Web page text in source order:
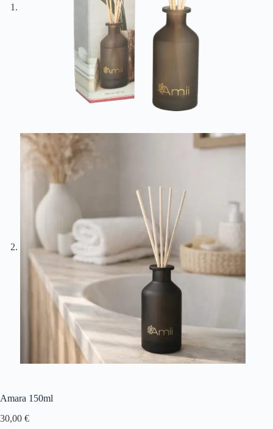
Amara 150ml
30,00 €